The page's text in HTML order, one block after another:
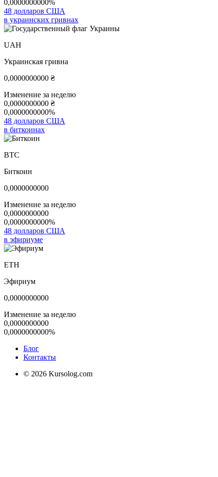
0,0000000000%
48 долларов США
в украинских гривнах
UAH
Украинская гривна
0,0000000000 ₴
Изменение за неделю
0,0000000000 ₴
0,0000000000%
48 долларов США
в биткоинах
BTC
Биткоин
0,0000000000
Изменение за неделю
0,0000000000
0,0000000000%
48 долларов США
в эфириуме
ETH
Эфириум
0,0000000000
Изменение за неделю
0,0000000000
0,0000000000%
Блог
Контакты
© 2026 Kursolog.com